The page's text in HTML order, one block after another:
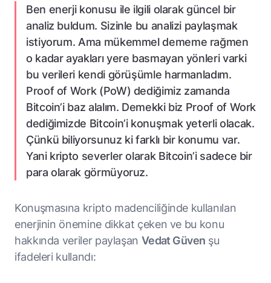
Ben enerji konusu ile ilgili olarak güncel bir
analiz buldum. Sizinle bu analizi paylaşmak
istiyorum. Ama mükemmel dememe rağmen
o kadar ayakları yere basmayan yönleri varki
bu verileri kendi görüşümle harmanladım.
Proof of Work (PoW) dediğimiz zamanda
Bitcoin’i baz alalım. Demekki biz Proof of Work
dediğimizde Bitcoin’i konuşmak yeterli olacak.
Çünkü biliyorsunuz ki farklı bir konumu var.
Yani kripto severler olarak Bitcoin’i sadece bir
para olarak görmüyoruz.
Konuşmasına kripto madenciliğinde kullanılan
enerjinin önemine dikkat çeken ve bu konu
hakkında veriler paylaşan Vedat Güven şu
ifadeleri kullandı: